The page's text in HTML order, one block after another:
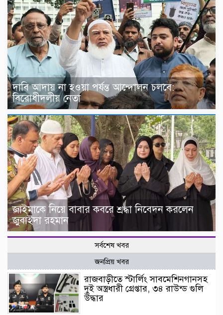
দাবি আদায় না হওয়া পর্যন্ত আন্দোলন চলবে:
বিরোধীদলীয় নেতা
জাইমাকে নিয়ে বাবার কবরে শ্রদ্ধা নিবেদন করলেন
জুবাইদা রহমান
সর্বশেষ খবর
জনপ্রিয় খবর
রাজবাড়ীতে স্টার্লিং সাবমেশিনগানসহ
দুই অস্ত্রধারী গ্রেপ্তার, ৩৪ রাউন্ড গুলি
উদ্ধার